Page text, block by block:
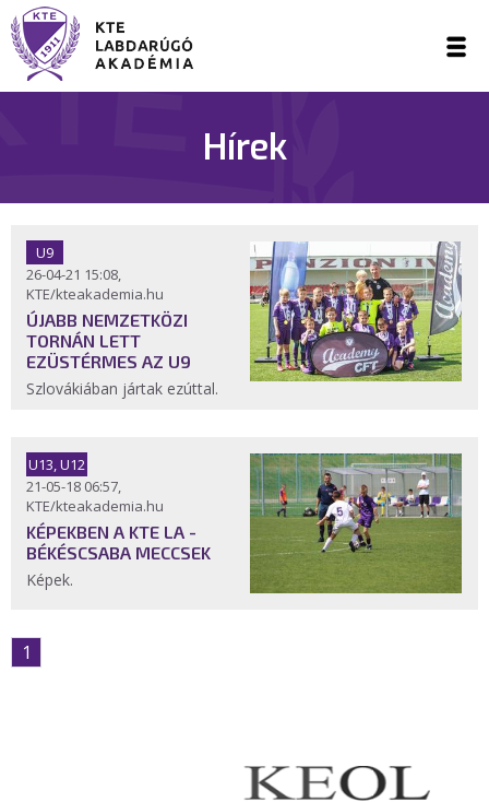
Hírek
U9
26-04-21 15:08,
KTE/kteakademia.hu
ÚJABB NEMZETKÖZI
TORNÁN LETT
EZÜSTÉRMES AZ U9
Szlovákiában jártak ezúttal.
U13, U12
21-05-18 06:57,
KTE/kteakademia.hu
KÉPEKBEN A KTE LA -
BÉKÉSCSABA MECCSEK
Képek.
1